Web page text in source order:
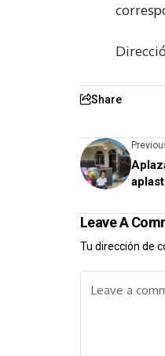
Share
Leave A
Tu dirección de